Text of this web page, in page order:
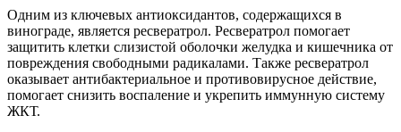
Одним из ключевых антиоксидантов, содержащихся в
винограде, является ресвератрол. Ресвератрол помогает
защитить клетки слизистой оболочки желудка и кишечника от
повреждения свободными радикалами. Также ресвератрол
оказывает антибактериальное и противовирусное действие,
помогает снизить воспаление и укрепить иммунную систему
ЖКТ.